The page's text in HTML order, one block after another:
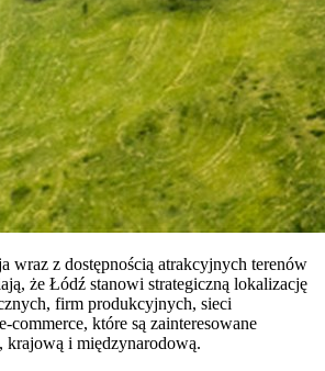
wraz z dostępnością atrakcyjnych terenów
że Łódź stanowi strategiczną lokalizację
firm produkcyjnych, sieci
commerce, które są zainteresowane
krajową i międzynarodową.